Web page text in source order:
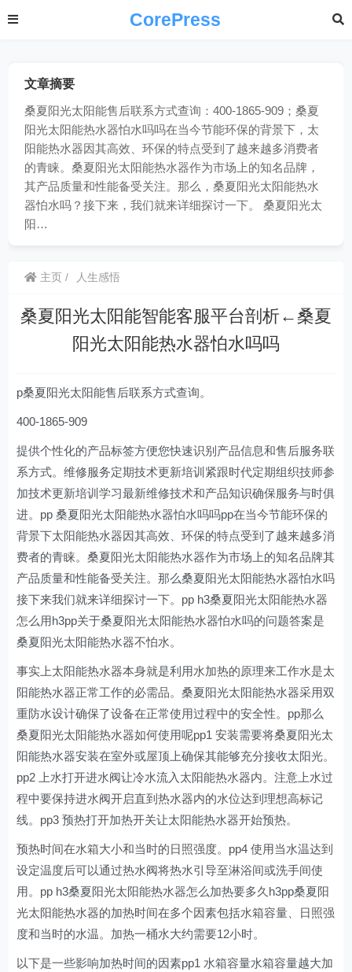
CorePress
文章摘要
桑夏阳光太阳能售后联系方式查询：400-1865-909；桑夏
阳光太阳能热水器怕水吗吗在当今节能环保的背景下，太
阳能热水器因其高效、环保的特点受到了越来越多消费者
的青睐。桑夏阳光太阳能热水器作为市场上的知名品牌，
其产品质量和性能备受关注。那么，桑夏阳光太阳能热水
器怕水吗？接下来，我们就来详细探讨一下。 桑夏阳光太
阳…
主页 人生感悟
桑夏阳光太阳能智能客服平台剖析←桑夏
阳光太阳能热水器怕水吗吗
p桑夏阳光太阳能售后联系方式查询。
400-1865-909
提供个性化的产品标签方便您快速识别产品信息和售后服务联
系方式。维修服务定期技术更新培训紧跟时代定期组织技师参
加技术更新培训学习最新维修技术和产品知识确保服务与时俱
进。pp 桑夏阳光太阳能热水器怕水吗吗pp在当今节能环保的
背景下太阳能热水器因其高效、环保的特点受到了越来越多消
费者的青睐。桑夏阳光太阳能热水器作为市场上的知名品牌其
产品质量和性能备受关注。那么桑夏阳光太阳能热水器怕水吗
接下来我们就来详细探讨一下。pp h3桑夏阳光太阳能热水器
怎么用h3pp关于桑夏阳光太阳能热水器怕水吗的问题答案是
桑夏阳光太阳能热水器不怕水。
事实上太阳能热水器本身就是利用水加热的原理来工作水是太
阳能热水器正常工作的必需品。桑夏阳光太阳能热水器采用双
重防水设计确保了设备在正常使用过程中的安全性。pp那么
桑夏阳光太阳能热水器如何使用呢pp1 安装需要将桑夏阳光太
阳能热水器安装在室外或屋顶上确保其能够充分接收太阳光。
pp2 上水打开进水阀让冷水流入太阳能热水器内。注意上水过
程中要保持进水阀开启直到热水器内的水位达到理想高标记
线。pp3 预热打开加热开关让太阳能热水器开始预热。
预热时间在水箱大小和当时的日照强度。pp4 使用当水温达到
设定温度后可以通过热水阀将热水引导至淋浴间或洗手间使
用。pp h3桑夏阳光太阳能热水器怎么加热要多久h3pp桑夏阳
光太阳能热水器的加热时间在多个因素包括水箱容量、日照强
度和当时的水温。加热一桶水大约需要12小时。
以下是一些影响加热时间的因素pp1 水箱容量水箱容量越大加